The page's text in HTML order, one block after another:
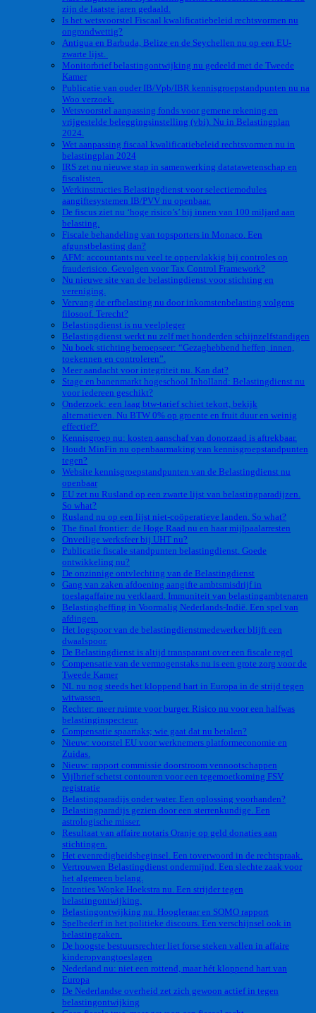
zijn de laatste jaren gedaald.
Is het wetsvoorstel Fiscaal kwalificatiebeleid rechtsvormen nu
ongrondwettig?
Antigua en Barbuda, Belize en de Seychellen nu op een EU-
zwarte lijst.
Monitorbrief belastingontwijking nu gedeeld met de Tweede
Kamer
Publicatie van ouder IB/Vpb/IBR kennisgroepstandpunten nu na
Woo verzoek.
Wetsvoorstel aanpassing fonds voor gemene rekening en
vrijgestelde beleggingsinstelling (vbi). Nu in Belastingplan
2024.
Wet aanpassing fiscaal kwalificatiebeleid rechtsvormen nu in
belastingplan 2024
IRS zet nu nieuwe stap in samenwerking datatawetenschap en
fiscalisten.
Werkinstructies Belastingdienst voor selectiemodules
aangiftesystemen IB/PVV nu openbaar.
De fiscus ziet nu ‘hoge risico’s’ bij innen van 100 miljard aan
belasting.
Fiscale behandeling van topsporters in Monaco. Een
afgunstbelasting dan?
AFM: accountants nu veel te oppervlakkig bij controles op
frauderisico. Gevolgen voor Tax Control Framework?
Nu nieuwe site van de belastingdienst voor stichting en
vereniging.
Vervang de erfbelasting nu door inkomstenbelasting volgens
filosoof. Terecht?
Belastingdienst is nu veelpleger
Belastingdienst werkt nu zelf met honderden schijnzelfstandigen
Nu boek stichting beroepseer: “Gezaghebbend heffen, innen,
toekennen en controleren”.
Meer aandacht voor integriteit nu. Kan dat?
Stage en banenmarkt hogeschool Inholland: Belastingdienst nu
voor iedereen geschikt?
Onderzoek: een laag btw-tarief schiet tekort, bekijk
alternatieven. Nu BTW 0% op groente en fruit duur en weinig
effectief?
Kennisgroep nu: kosten aanschaf van donorzaad is aftrekbaar.
Houdt MinFin nu openbaarmaking van kennisgroepstandpunten
tegen?
Website kennisgroepstandpunten van de Belastingdienst nu
openbaar
EU zet nu Rusland op een zwarte lijst van belastingparadijzen.
So what?
Rusland nu op een lijst niet-coöperatieve landen. So what?
The final frontier: de Hoge Raad nu en haar mijlpaalarresten
Onveilige werksfeer bij UHT nu?
Publicatie fiscale standpunten belastingdienst. Goede
ontwikkeling nu?
De onzinnige ontvlechting van de Belastingdienst
Gang van zaken afdoening aangifte ambtsmisdrijf in
toeslagaffaire nu verklaard. Immuniteit van belastingambtenaren
Belastingheffing in Voormalig Nederlands-Indië. Een spel van
afdingen.
Het logspoor van de belastingdienstmedewerker blijft een
dwaalspoor.
De Belastingdienst is altijd transparant over een fiscale regel
Compensatie van de vermogenstaks nu is een grote zorg voor de
Tweede Kamer
NL nu nog steeds het kloppend hart in Europa in de strijd tegen
witwassen.
Rechter: meer ruimte voor burger. Risico nu voor een halfwas
belastinginspecteur.
Compensatie spaartaks; wie gaat dat nu betalen?
Nieuw: voorstel EU voor werknemers platformeconomie en
Zuidas.
Nieuw: rapport commissie doorstroom vennootschappen
Vijlbrief schetst contouren voor een tegemoetkoming FSV
registratie
Belastingparadijs onder water. Een oplossing voorhanden?
Belastingparadijs gezien door een sterrenkundige. Een
astrologische misser.
Resultaat van affaire notaris Oranje op geld donaties aan
stichtingen.
Het evenredigheidsbeginsel. Een toverwoord in de rechtspraak.
Vertrouwen Belastingdienst ondermijnd. Een slechte zaak voor
het algemeen belang.
Intenties Wopke Hoekstra nu. Een strijder tegen
belastingontwijking.
Belastingontwijking nu. Hoogleraar en SOMO rapport
Spelbederf in het politieke discours. Een verschijnsel ook in
belastingzaken.
De hoogste bestuursrechter liet forse steken vallen in affaire
kinderopvangtoeslagen
Nederland nu: niet een rottend, maar hét kloppend hart van
Europa
De Nederlandse overheid zet zich gewoon actief in tegen
belastingontwijking